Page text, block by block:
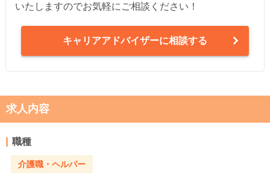
いたしますのでお気軽にご相談ください！
キャリアアドバイザーに相談する
求人内容
職種
介護職・ヘルパー